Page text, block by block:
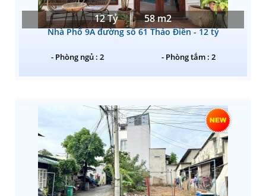
12 Tỷ 58 m2
Nhà Phố 9A đường số 61 Thảo Điền - 12 tỷ
- Phòng ngủ : 2 - Phòng tắm : 2